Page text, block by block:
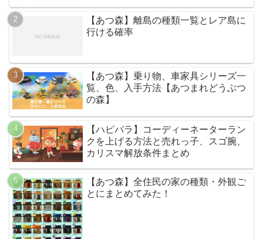
【あつ森】離島の種類一覧とレア島に
行ける確率
【あつ森】乗り物、車家具シリーズ一
覧、色、入手方法【あつまれどうぶつ
の森】
【ハピパラ】コーディーネーターラン
クを上げる方法と売れっ子、スゴ腕、
カリスマ解放条件まとめ
【あつ森】全住民の家の種類・外観ご
とにまとめてみた！